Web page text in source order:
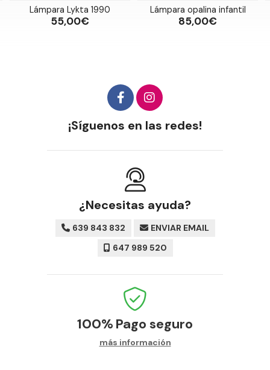
Lámpara Lykta 1990
55,00€
Lámpara opalina infantil
85,00€
¡Síguenos en las redes!
¿Necesitas ayuda?
639 843 832
ENVIAR EMAIL
647 989 520
100% Pago seguro
más información